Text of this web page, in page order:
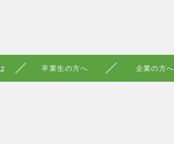
卒業生の方へ 企業の方へ